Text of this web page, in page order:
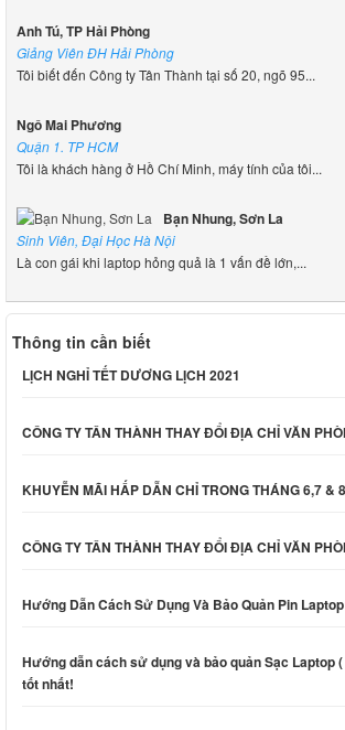
Anh Tú, TP Hải Phòng
Giảng Viên ĐH Hải Phòng
Tôi biết đến Công ty Tân Thành tại số 20, ngõ 95...
Ngô Mai Phương
Quận 1. TP HCM
Tôi là khách hàng ở Hồ Chí Minh, máy tính của tôi...
Bạn Nhung, Sơn La
Sinh Viên, Đại Học Hà Nội
Là con gái khi laptop hỏng quả là 1 vấn đề lớn,...
Thông tin cần biết
LỊCH NGHỈ TẾT DƯƠNG LỊCH 2021
CÔNG TY TÂN THÀNH THAY ĐỔI ĐỊA CHỈ VĂN
KHUYỄN MÃI HẤP DẪN CHỈ TRONG THÁNG 6,7 &
CÔNG TY TÂN THÀNH THAY ĐỔI ĐỊA CHỈ VĂN
Hướng Dẫn Cách Sử Dụng Và Bảo Quản Pin
Hướng dẫn cách sử dụng và bảo quản Sạc Laptop
tốt nhất!